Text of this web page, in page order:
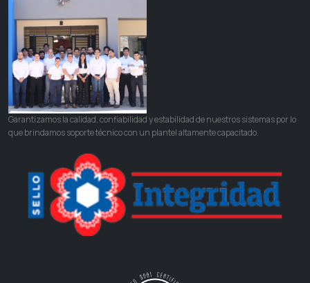
Garantizamos la calidad, confiabilidad y estabilidad de nuestros sistemas por lo
que brindamos soporte técnico con un plantel altamente capacitado.